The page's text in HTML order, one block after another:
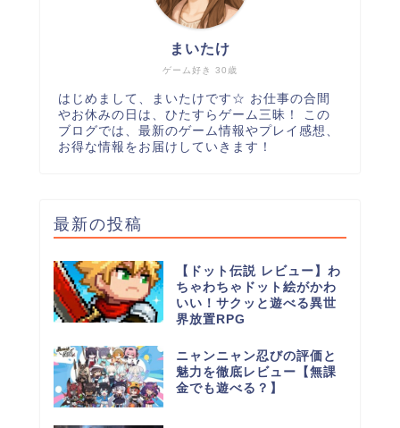
ゲーム好き 30歳
まいたけ
はじめまして、まいたけです☆ お仕事の合間
やお休みの日は、ひたすらゲーム三昧！ この
ブログでは、最新のゲーム情報やプレイ感想、
お得な情報をお届けしていきます！
最新の投稿
【ドット伝説 レビュー】わ
ちゃわちゃドット絵がかわ
いい！サクッと遊べる異世
界放置RPG
ニャンニャン忍びの評価と
魅力を徹底レビュー【無課
金でも遊べる？】